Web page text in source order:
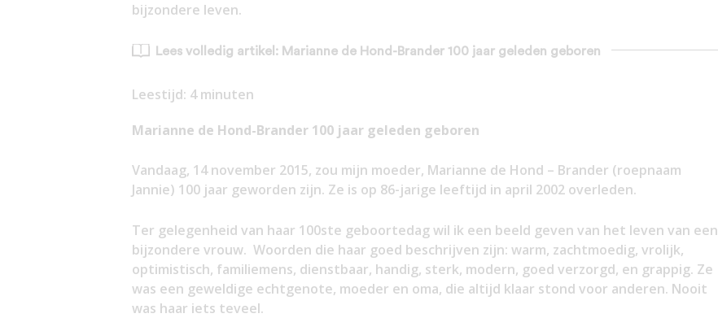
bijzondere leven.
Lees volledig artikel: Marianne de Hond-Brander 100 jaar geleden geboren
Leestijd: 4 minuten
Marianne de Hond-Brander 100 jaar geleden geboren
Vandaag, 14 november 2015, zou mijn moeder, Marianne de Hond – Brander (roepnaam
Jannie) 100 jaar geworden zijn. Ze is op 86-jarige leeftijd in april 2002 overleden.
Ter gelegenheid van haar 100ste geboortedag wil ik een beeld geven van het leven van een
bijzondere vrouw. Woorden die haar goed beschrijven zijn: warm, zachtmoedig, vrolijk,
optimistisch, familiemens, dienstbaar, handig, sterk, modern, goed verzorgd, en grappig. Ze
was een geweldige echtgenote, moeder en oma, die altijd klaar stond voor anderen. Nooit
was haar iets teveel.